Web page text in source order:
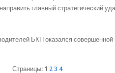
главный стратегический
БКП оказался
Страницы: 1 2 3 4